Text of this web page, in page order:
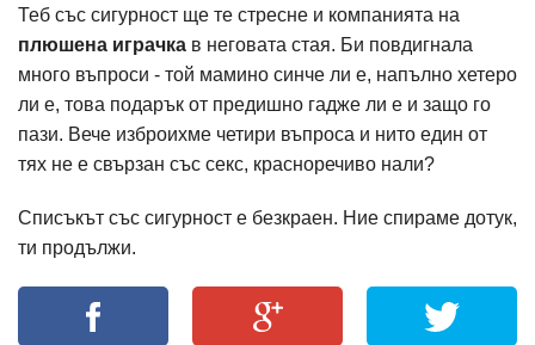
Теб със сигурност ще те стресне и компанията на
плюшена играчка в неговата стая. Би повдигнала
много въпроси - той мамино синче ли е, напълно хетеро
ли е, това подарък от предишно гадже ли е и защо го
пази. Вече изброихме четири въпроса и нито един от
тях не е свързан със секс, красноречиво нали?
Списъкът със сигурност е безкраен. Ние спираме дотук,
ти продължи.